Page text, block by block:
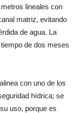
lineales con
matriz, evitando
de agua. La
de dos meses
con uno de los
hídrica; se
uso, porque es